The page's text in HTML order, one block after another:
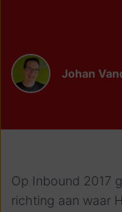
Johan
Op Inbound 2017
richting aan waar